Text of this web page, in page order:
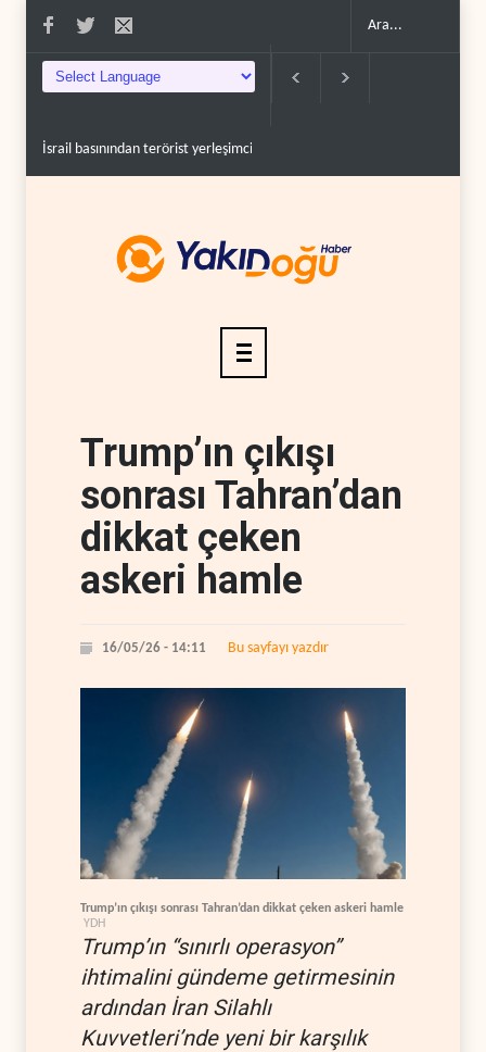
İsrail basınından terörist yerleşimcilere destek itiraf..
Trump’ın çıkışı
sonrası Tahran’dan
dikkat çeken
askeri hamle
16/05/26 - 14:11 Bu sayfayı yazdır
Trump’ın çıkışı sonrası Tahran’dan dikkat çeken askeri hamle
YDH
Trump’ın “sınırlı operasyon”
ihtimalini gündeme getirmesinin
ardından İran Silahlı
Kuvvetleri’nde yeni bir karşılık